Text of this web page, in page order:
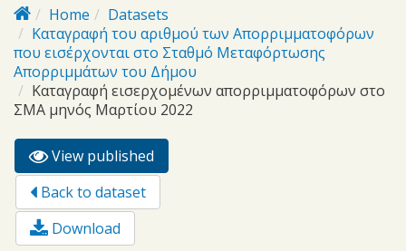
Home
Datasets
Καταγραφή του αριθμού των Απορριμματοφόρων
που εισέρχονται στο Σταθμό Μεταφόρτωσης
Απορριμμάτων του Δήμου
Καταγραφή εισερχομένων απορριμματοφόρων στο
ΣΜΑ μηνός Μαρτίου 2022
Primary tabs
View published
tab)
Back to dataset
Download